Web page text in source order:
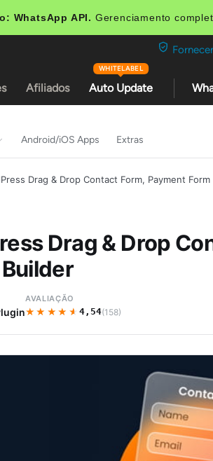
WhatsApp API. Gerenciamento
Afiliados Auto Update
WHITELABEL
Android/iOS Apps Extras
Drag & Drop Contact Form, Payment
Drag & Drop
AVALIAÇÃO
★★★★★
★★★★★4,54(158)